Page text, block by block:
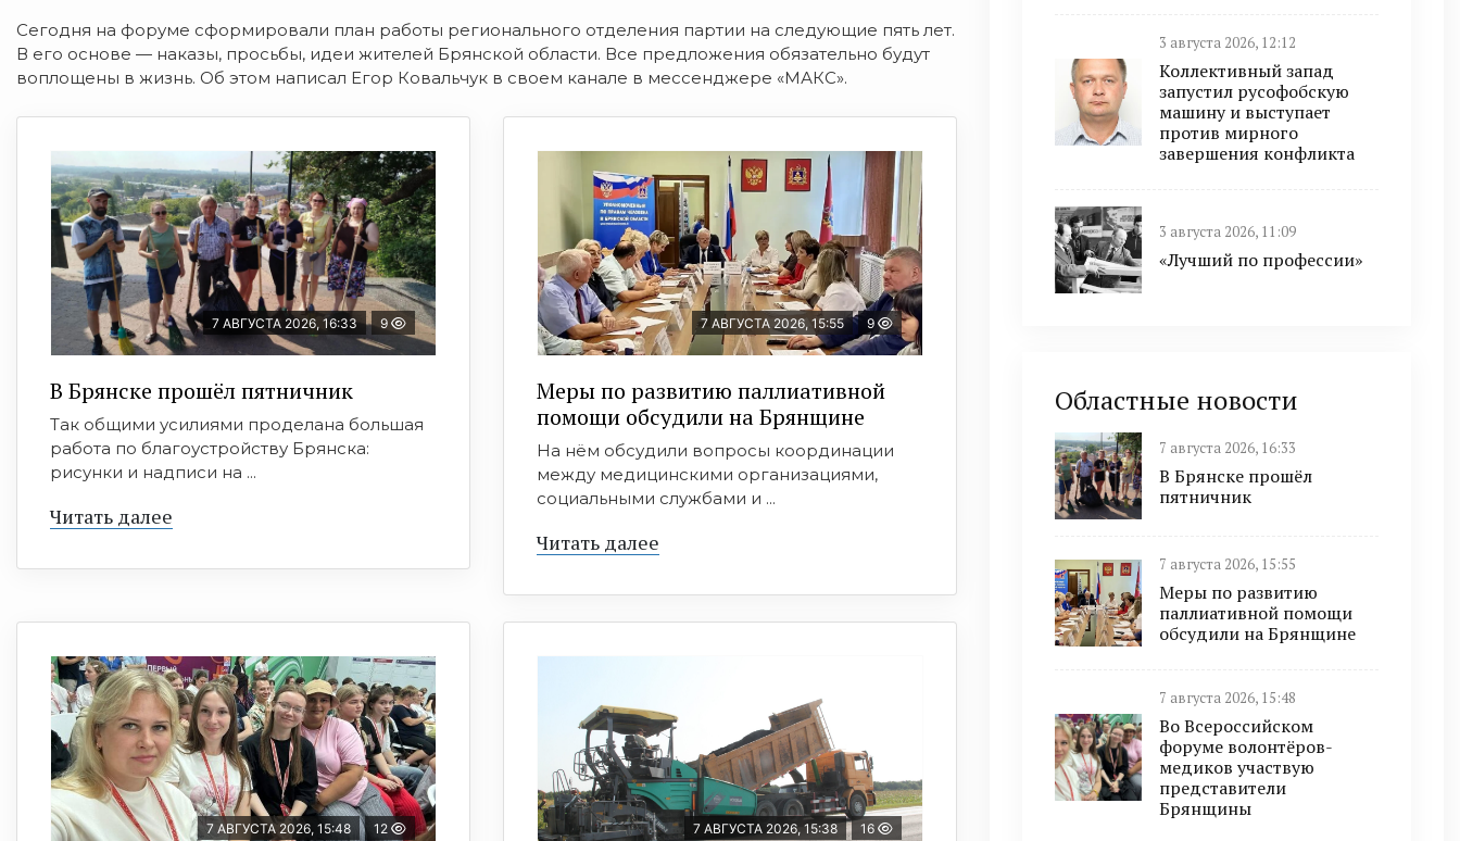
Сегодня на форуме сформировали план работы регионального отделения партии на следующие пять лет.
В его основе — наказы, просьбы, идеи жителей Брянской области. Все предложения обязательно будут
воплощены в жизнь. Об этом написал Егор Ковальчук в своем канале в мессенджере «МАКС».
7 АВГУСТА 2026, 16:33 9
В Брянске прошёл пятничник
Так общими усилиями проделана большая
работа по благоустройству Брянска:
рисунки и надписи на ...
Читать далее
7 АВГУСТА 2026, 15:55 9
Меры по развитию паллиативной
помощи обсудили на Брянщине
На нём обсудили вопросы координации
между медицинскими организациями,
социальными службами и ...
Читать далее
7 АВГУСТА 2026, 15:48 12 7 АВГУСТА 2026, 15:38 16
3 августа 2026, 12:12
Коллективный запад
запустил русофобскую
машину и выступает
против мирного
завершения конфликта
3 августа 2026, 11:09
«Лучший по профессии»
Областные новости
7 августа 2026, 16:33
В Брянске прошёл
пятничник
7 августа 2026, 15:55
Меры по развитию
паллиативной помощи
обсудили на Брянщине
7 августа 2026, 15:48
Во Всероссийском
форуме волонтёров-
медиков участвую
представители
Брянщины